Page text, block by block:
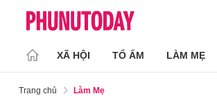
XÃ HỘI TỔ ẤM LÀM MẸ
Trang chủ Làm Mẹ